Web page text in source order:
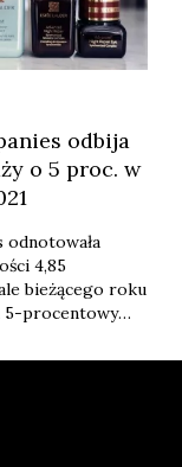
odbija
o 5 proc. w
odnotowała
4,85
bieżącego roku
5-procentowy
Cosmetics